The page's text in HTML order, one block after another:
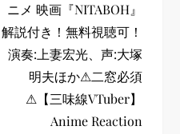
ニメ 映画『NITABOH』
解説付き！無料視聴可！
演奏:上妻宏光、声:大塚
明夫ほか⚠二窓必須
⚠【三味線VTuber】
Anime Reaction